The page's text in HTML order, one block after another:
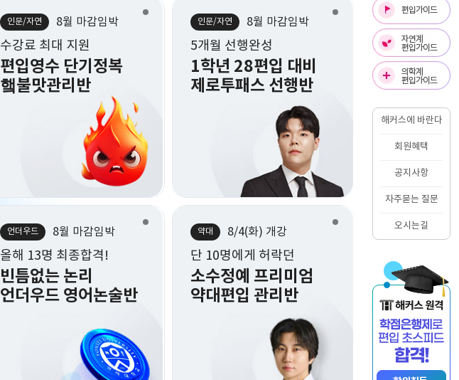
인문/자연 8월 마감임박
수강료 최대 지원
편입영수 단기정복
햌불맛관리반
인문/자연 8월 마감임박
수강료 최대 지원
편입영수 단기정복
햌불맛관리반
인문/자연 8월 마감임박
5개월 선행완성
1학년 28편입 대비
제로투패스 선행반
인문/자연 8월 마감임박
5개월 선행완성
1학년 28편입 대비
제로투패스 선행반
인문/자연 8월
5개월 선행완성
1학년 28편
제로투패스
언더우드 8월 마감임박
올해 13명 최종합격!
빈틈없는 논리
언더우드 영어논술반
언더우드 8월 마감임박
올해 13명 최종합격!
빈틈없는 논리
언더우드 영어논술반
약대 8/4(화) 개강
단 10명에게 허락던
소수정예 프리미엄
약대편입 관리반
약대 8/4(화) 개강
단 10명에게 허락던
소수정예 프리미엄
약대편입 관리반
약대 8/4(화)
소수정예
약대편입 관
해커스에 바란다
회원혜택
공지사항
자주묻는 질문
오시는길